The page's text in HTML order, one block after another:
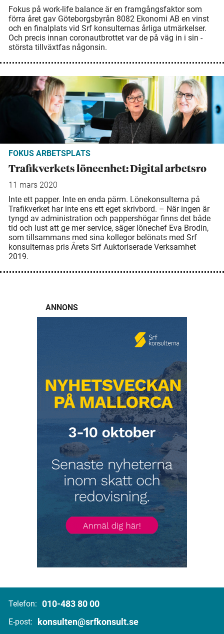
Fokus på work-life balance är en ­framgångsfaktor som
förra året gav ­Göteborgsbyrån 8082 Ekonomi AB en vinst
och en finalplats vid Srf ­konsulternas­ årliga utmärkelser.
Och precis ­innan ­coronautbrottet var de på väg in i sin ­
största tillväxtfas någonsin.
FOKUS ARBETSPLATS
Trafikverkets löneenhet: Digital arbetsro
11 mars 2020
Inte ett papper. Inte en enda pärm. Lönekonsulterna på
Trafikverket har inte ens ett eget skrivbord. – När ingen är
tyngd av administration och pappershögar finns det både
tid och lust att ge mer service, säger lönechef Eva Brodin,
som tillsammans med sina kollegor belönats med Srf
konsulternas pris Årets Srf Auktoriserade Verksamhet
2019.
ANNONS
Telefon: 010-483 80 00
E-post: konsulten@srfkonsult.se